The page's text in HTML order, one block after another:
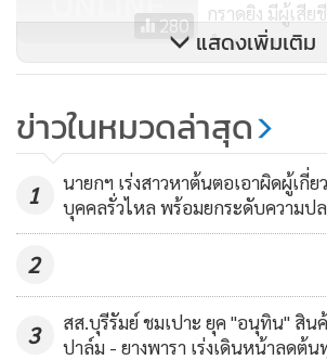
280
กราดยิง มีผู้เสี
จำนวนมาก
648
ตรวจ"โควิด-19"
มวยลุมพินี
แสดงเพิ่มเติม
ข่าวในหมวดล่าสุด
1
นายกฯ เร่งสาวหาต้นตอเอาผิดผู้เกี่
บุคคลรั่วไหล พร้อมยกระดับความป
2
3
สส.บุรีรัมย์ ชมเปาะ ยุค "อนุทิน" สิน
ปาล์ม - ยางพารา เร่งเดินหน้าลดต้